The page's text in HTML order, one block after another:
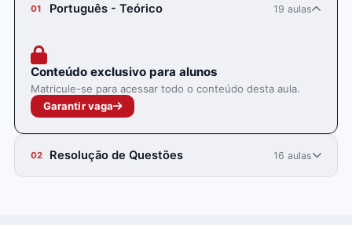
01 Português - Teórico 19 aulas
Conteúdo exclusivo para alunos
Matricule-se para acessar todo o conteúdo desta aula.
Garantir vaga
02 Resolução de Questões 16 aulas